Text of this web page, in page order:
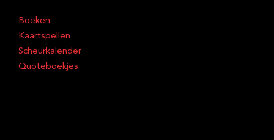
Boeken
Kaartspellen
Scheurkalender
Quoteboekjes